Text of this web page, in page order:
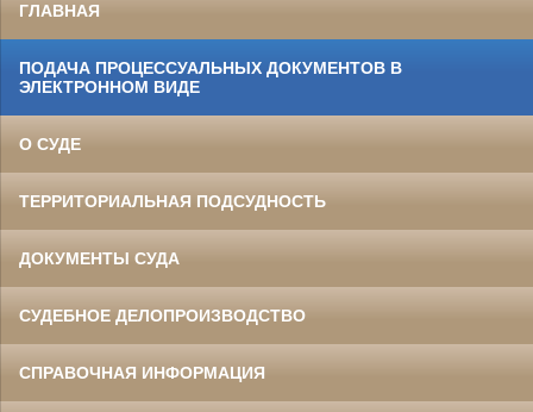
ГЛАВНАЯ
ПОДАЧА ПРОЦЕССУАЛЬНЫХ ДОКУМЕНТОВ В
ЭЛЕКТРОННОМ ВИДЕ
О СУДЕ
ТЕРРИТОРИАЛЬНАЯ ПОДСУДНОСТЬ
ДОКУМЕНТЫ СУДА
СУДЕБНОЕ ДЕЛОПРОИЗВОДСТВО
СПРАВОЧНАЯ ИНФОРМАЦИЯ